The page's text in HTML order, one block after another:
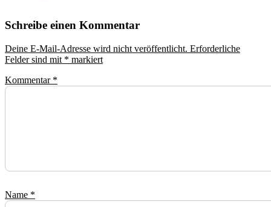
Schreibe einen Kommentar
Deine E-Mail-Adresse wird nicht veröffentlicht. Erforderliche
Felder sind mit * markiert
Kommentar *
Name *